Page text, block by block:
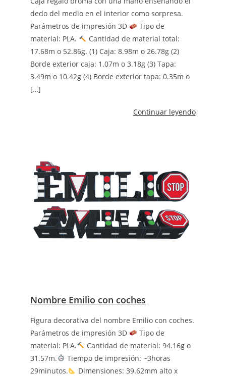
dedo del medio en el interior como sorpresa.
Parámetros de impresión 3D
Tipo de
material: PLA.
Cantidad de material total:
17.68m o 52.86g. (1) Caja: 8.98m o 26.78g (2)
Borde exterior caja: 1.07m o 3.18g (3) Tapa:
3.49m o 10.42g (4) Borde exterior tapa: 0.35m o
[…]
Continuar leyendo
Nombre Emilio con coches
Figura decorativa del nombre Emilio con coches.
Parámetros de impresión 3D
Tipo de
material: PLA.
Cantidad de material: 94.16g o
31.57m.
Tiempo de impresión: ~3horas
29minutos.
Dimensiones: 39.62mm alto x